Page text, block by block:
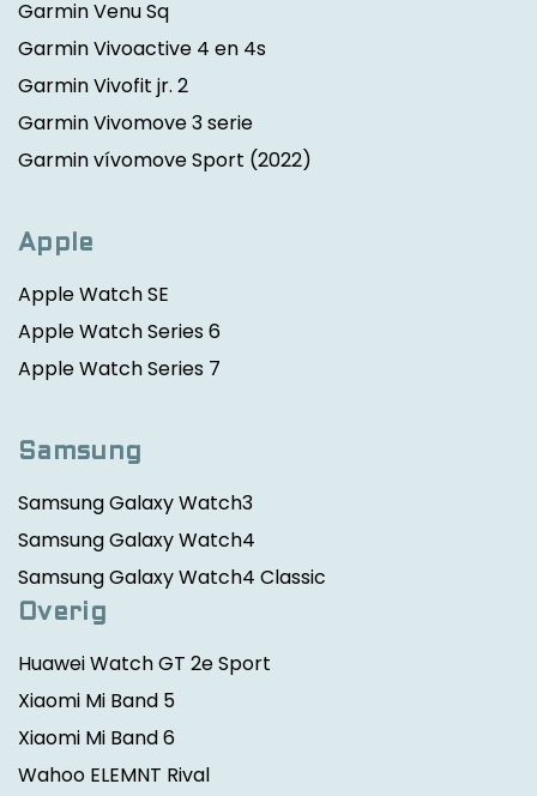
Garmin Venu Sq
Garmin Vivoactive 4 en 4s
Garmin Vivofit jr. 2
Garmin Vivomove 3 serie
Garmin vívomove Sport (2022)
Apple
Apple Watch SE
Apple Watch Series 6
Apple Watch Series 7
Samsung
Samsung Galaxy Watch3
Samsung Galaxy Watch4
Samsung Galaxy Watch4 Classic
Overig
Huawei Watch GT 2e Sport
Xiaomi Mi Band 5
Xiaomi Mi Band 6
Wahoo ELEMNT Rival